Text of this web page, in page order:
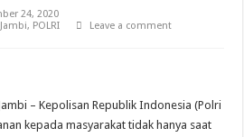
24, 2020
, POLRI
Leave a comment
– Kepolisan Republik Indonesia (Polri
kepada masyarakat tidak hanya saat